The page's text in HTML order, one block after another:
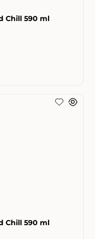
Chill 590 ml
Chill 590 ml